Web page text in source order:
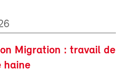
Migration : travail de
haine